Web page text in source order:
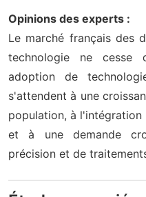
Opinions des experts :
Le marché français des
technologie ne
adoption de
s'attendent à une
population, à l'intégration
et à une demande
précision et de